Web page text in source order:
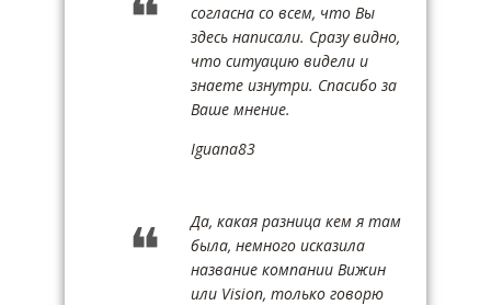
согласна со всем, что Вы
здесь написали. Сразу видно,
что ситуацию видели и
знаете изнутри. Спасибо за
Ваше мнение.
Iguana83
Да, какая разница кем я там
была, немного исказила
название компании Вижин
или Vision, только говорю